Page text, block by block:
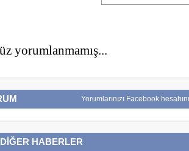
yorumlanmamış...
Yorumlarınızı Facebook
HABERLER